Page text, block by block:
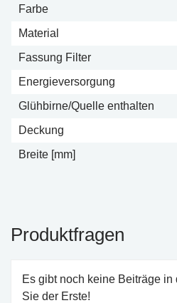
Farbe
Material
Fassung Filter
Energieversorgung
Glühbirne/Quelle enthalten
Deckung
Breite [mm]
Produktfragen
Es gibt noch keine Beiträge
Sie der Erste!